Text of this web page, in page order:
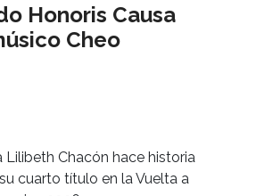
Honoris Causa
Cheo